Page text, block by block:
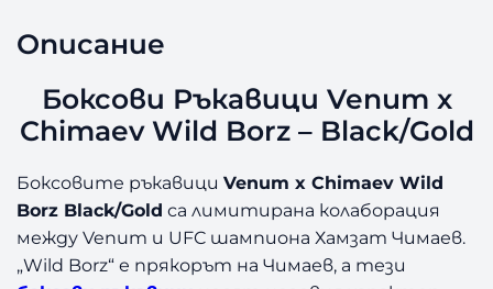
Описание
Боксови Ръкавици Venum x
Chimaev Wild Borz – Black/Gold
Боксовите ръкавициVenum x Chimaev Wild
Borz Black/Gold са лимитирана колаборация
между Venum и UFC шампиона Хамзат Чимаев.
„Wild Borz“ е прякорът на Чимаев, а тези